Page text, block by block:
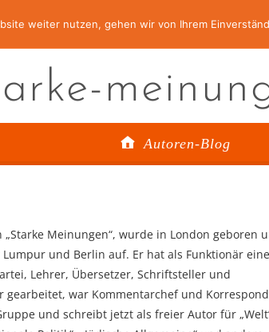
Autoren-Blog
Meinungen“, wurde in London geboren
und Berlin auf. Er hat als Funktionär
Lehrer, Übersetzer, Schriftsteller und
gearbeitet, war Kommentarchef und
und schreibt jetzt als freier Autor für
weiter nutzen, gehen wir von Ihrem